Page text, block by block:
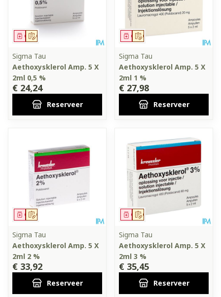
Op voorschrift
Geneesmiddel
Sigma Tau
Aethoxysklerol Amp. 5 X
2ml 0,5 %
€ 24,24
Reserveer
Op voorschrift
Geneesmiddel
Sigma Tau
Aethoxysklerol Amp. 5 X
2ml 1 %
€ 27,98
Reserveer
Op voorschrift
Geneesmiddel
Sigma Tau
Aethoxysklerol Amp. 5 X
2ml 2 %
€ 33,92
Reserveer
Op voorschrift
Geneesmiddel
Sigma Tau
Aethoxysklerol Amp. 5 X
2ml 3 %
€ 35,45
Reserveer